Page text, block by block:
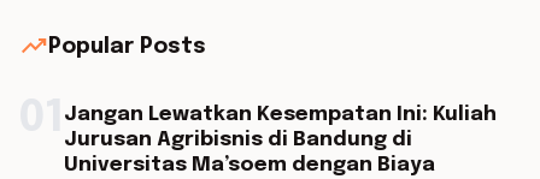
trending_up Popular Posts
Jangan Lewatkan Kesempatan Ini: Kuliah
Jurusan Agribisnis di Bandung di
Universitas Ma’soem dengan Biaya